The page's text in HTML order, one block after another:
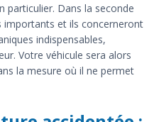
particulier. Dans la seconde
importants et ils concerneront
indispensables,
Votre véhicule sera alors
la mesure où il ne permet